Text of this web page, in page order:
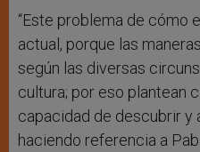
“Este problema de cómo
actual, porque las
según las diversas
cultura; por eso plantean
capacidad de descubrir y
haciendo referencia a